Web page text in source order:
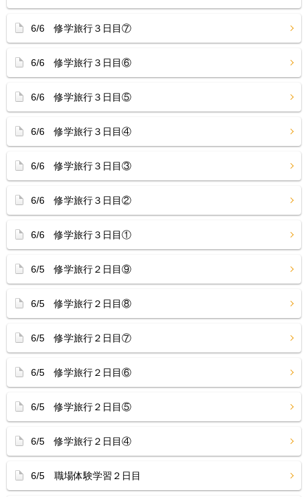
6/6 修学旅行３日目⑦
6/6 修学旅行３日目⑥
6/6 修学旅行３日目⑤
6/6 修学旅行３日目④
6/6 修学旅行３日目③
6/6 修学旅行３日目②
6/6 修学旅行３日目①
6/5 修学旅行２日目⑨
6/5 修学旅行２日目⑧
6/5 修学旅行２日目⑦
6/5 修学旅行２日目⑥
6/5 修学旅行２日目⑤
6/5 修学旅行２日目④
6/5 職場体験学習２日目